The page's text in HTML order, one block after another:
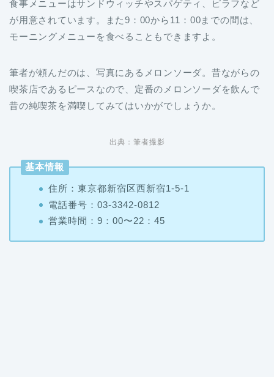
食事メニューはサンドウィッチやスパゲティ、ピラフなど
が用意されています。また9：00から11：00までの間は、
モーニングメニューを食べることもできますよ。
筆者が頼んだのは、写真にあるメロンソーダ。昔ながらの
喫茶店であるピースなので、定番のメロンソーダを飲んで
昔の純喫茶を満喫してみてはいかがでしょうか。
出典：筆者撮影
基本情報
住所：東京都新宿区西新宿1-5-1
電話番号：03-3342-0812
営業時間：9：00〜22：45